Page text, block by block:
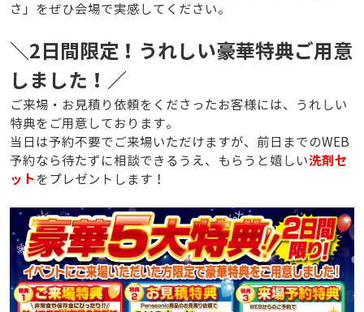
さ」をぜひ会場で実感してください。
＼2日間限定！うれしい豪華特典ご用意
しました！／
ご来場・お見積り依頼をくださったお客様には、うれしい
特典をご用意しております。
当日は予約不要でご来場いただけますが、前日までのWEB
予約なら待たずに相談できるうえ、もらうと嬉しい洗剤セ
ットをプレゼントします！